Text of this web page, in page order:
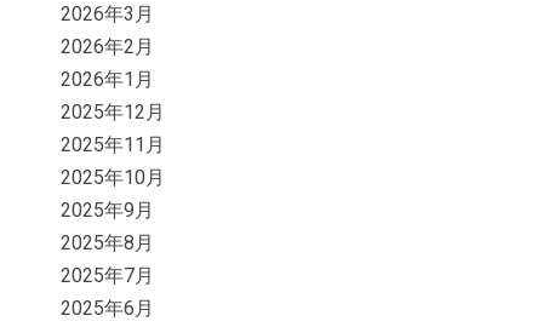
2026年3月
2026年2月
2026年1月
2025年12月
2025年11月
2025年10月
2025年9月
2025年8月
2025年7月
2025年6月